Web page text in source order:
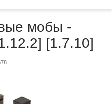
мобы -
[1.7.10]